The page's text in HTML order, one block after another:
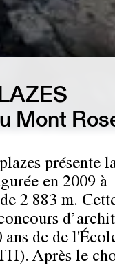
Mont
présente
en 2009 à
2 883 m.
ans de de
Après le